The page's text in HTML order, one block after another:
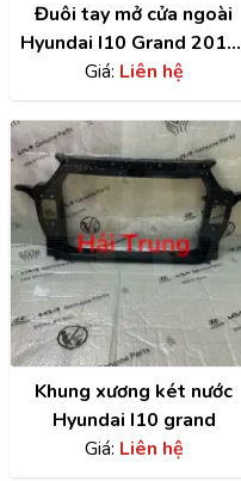
Đuôi tay mở cửa ngoài
Hyundai I10 Grand 2014-
2020 chính hãng
Giá: Liên hệ
Khung xương két nước
Hyundai I10 grand
Giá: Liên hệ